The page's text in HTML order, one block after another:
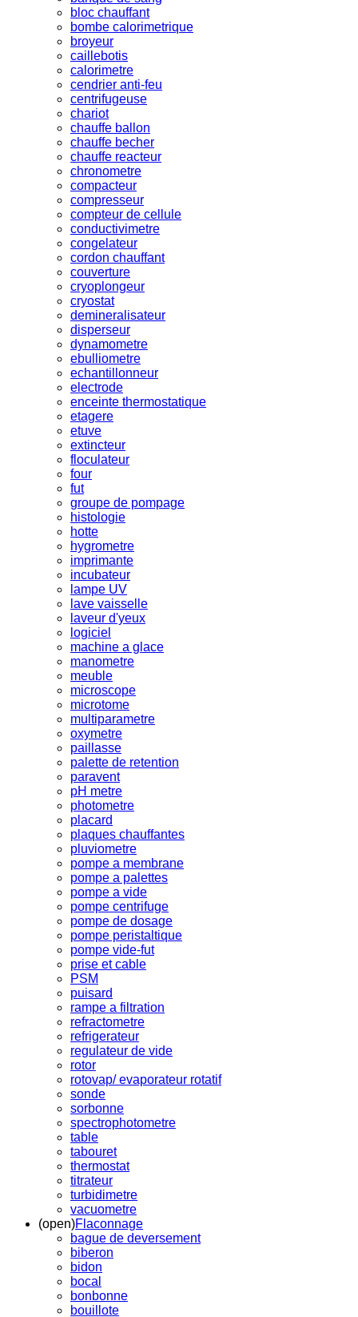
bloc chauffant
bombe calorimetrique
broyeur
caillebotis
calorimetre
cendrier anti-feu
centrifugeuse
chariot
chauffe ballon
chauffe becher
chauffe reacteur
chronometre
compacteur
compresseur
compteur de cellule
conductivimetre
congelateur
cordon chauffant
couverture
cryoplongeur
cryostat
demineralisateur
disperseur
dynamometre
ebulliometre
echantillonneur
electrode
enceinte thermostatique
etagere
etuve
extincteur
floculateur
four
fut
groupe de pompage
histologie
hotte
hygrometre
imprimante
incubateur
lampe UV
lave vaisselle
laveur d'yeux
logiciel
machine a glace
manometre
meuble
microscope
microtome
multiparametre
oxymetre
paillasse
palette de retention
paravent
pH metre
photometre
placard
plaques chauffantes
pluviometre
pompe a membrane
pompe a palettes
pompe a vide
pompe centrifuge
pompe de dosage
pompe peristaltique
pompe vide-fut
prise et cable
PSM
puisard
rampe a filtration
refractometre
refrigerateur
regulateur de vide
rotor
rotovap/ evaporateur rotatif
sonde
sorbonne
spectrophotometre
table
tabouret
thermostat
titrateur
turbidimetre
vacuometre
(open)Flaconnage
bague de deversement
biberon
bidon
bocal
bonbonne
bouillote